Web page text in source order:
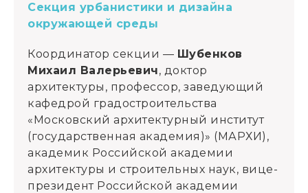
Секция урбанистики и дизайна
окружающей среды
Координатор секции — Шубенков
Михаил Валерьевич, доктор
архитектуры, профессор, заведующий
кафедрой градостроительства
«Московский архитектурный институт
(государственная академия)» (МАРХИ),
академик Российской академии
архитектуры и строительных наук, вице-
президент Российской академии